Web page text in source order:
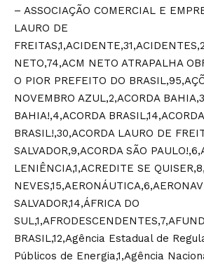
– ASSOCIAÇÃO COMERCIAL E
LAURO DE
NETO,74,ACM NETO ATRAPALHA
O PIOR PREFEITO DO
NOVEMBRO AZUL,2,ACORDA
BAHIA!,4,ACORDA BRASIL,14,ACORDA
BRASIL!,30,ACORDA LAURO DE
SALVADOR,9,ACORDA SÃO
LENIÊNCIA,1,ACREDITE SE
SALVADOR,14,ÁFRICA DO
BRASIL,12,Agência Estadual de
Públicos de Energia,1,Agência